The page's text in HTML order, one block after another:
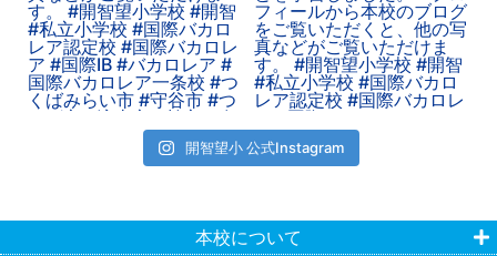
開智望小 公式Instagram
本校について